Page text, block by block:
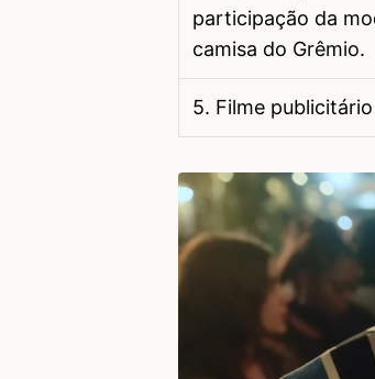
participação da
camisa do Grêmio.
5. Filme